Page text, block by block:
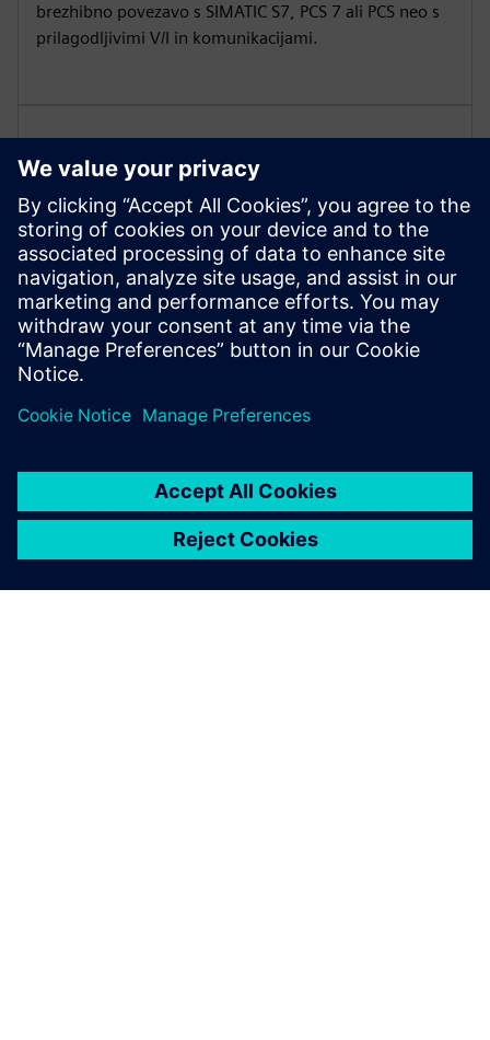
brezhibno povezavo s SIMATIC S7, PCS 7 ali PCS neo s
prilagodljivimi V/I in komunikacijami.
procesih
Izberite pasove in nerjaveče konstrukcije, skladne s
FDA, za pogosto čiščenje in zanesljivo delovanje v
živilih in podobnih okoljih.